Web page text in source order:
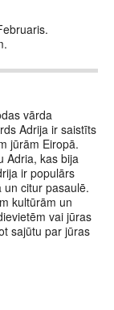
vārda
Adrija ir saistīts
jūrām Eiropā.
Adria, kas bija
ir populārs
citur pasaulē.
kultūrām un
vai jūras
sajūtu par jūras